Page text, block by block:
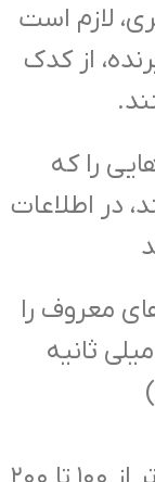
لازم است
از کدک
را که
در اطلاعات
معروف را
ثانیه